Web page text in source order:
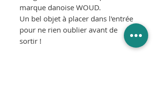
marque danoise WOUD.
Un bel objet à placer dans l'entrée
pour ne rien oublier avant de
sortir !